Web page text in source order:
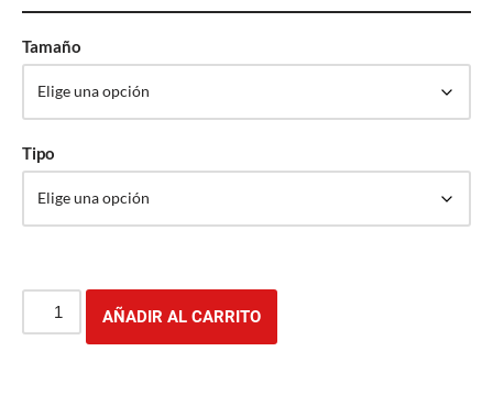
Tamaño
Tipo
AÑADIR AL CARRITO